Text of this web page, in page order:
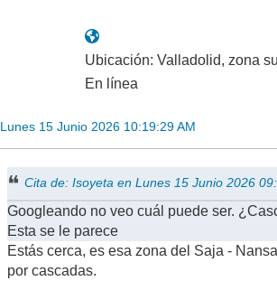
Ubicación: Valladolid, zona
En línea
Lunes 15 Junio 2026 10:19:29 AM
Cita de: Isoyeta en Lunes 15 Junio 2026
Googleando no veo cuál puede ser.
Esta se le parece
Estás cerca, es esa zona del Saja -
por cascadas.